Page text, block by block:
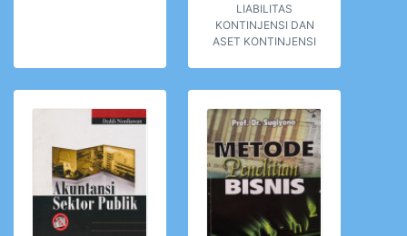
LIABILITAS
KONTINJENSI DAN
ASET KONTINJENSI